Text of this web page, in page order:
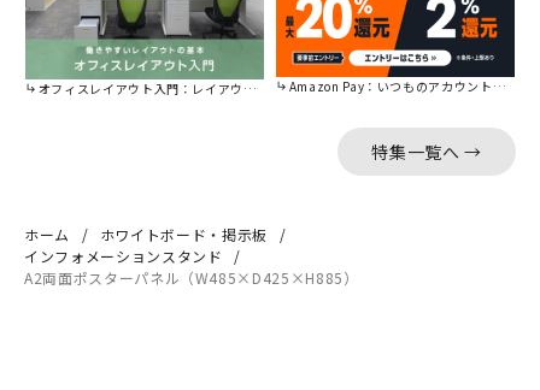
オフィスレイアウト入門：レイアウトの基本をご紹介。 Amazon Pay：いつものアカウントで簡単に決済可能。
特集一覧へ →
ホーム
ホワイトボード・掲示板
インフォメーションスタンド
A2両面ポスターパネル（W485×D425×H885）